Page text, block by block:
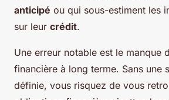
anticipé ou qui sous-estiment les
sur leur crédit.
Une erreur notable est le manque
financière à long terme. Sans une
définie, vous risquez de vous